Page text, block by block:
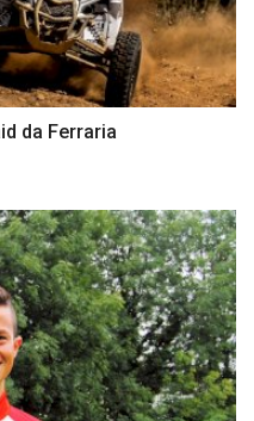
da Ferraria